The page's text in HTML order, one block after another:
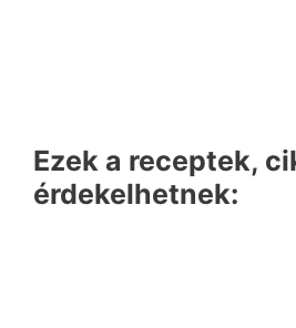
Ezek a receptek,
érdekelhetnek: